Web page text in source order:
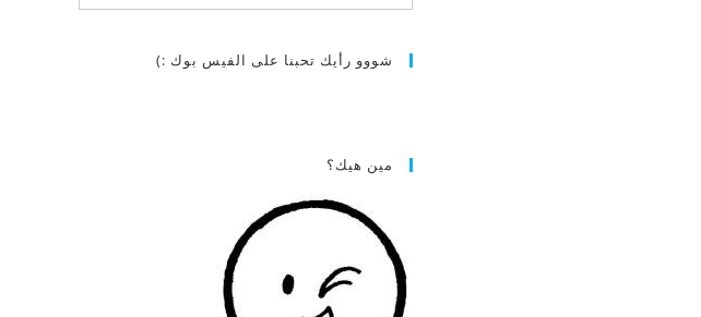
شووو رأيك تحبنا على الفيس بوك :)
مين هيك؟